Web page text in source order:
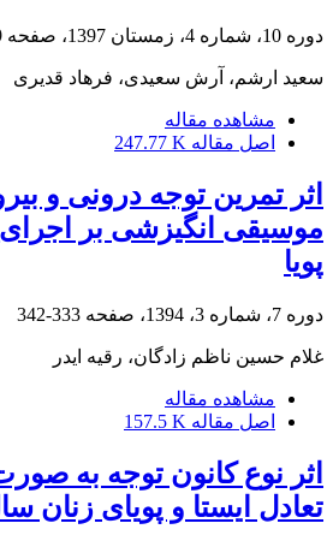
دوره 10، شماره 4، زمستان 1397، صفحه
سعید ارشم، آرش سعیدی، فرهاد قدیری
مشاهده مقاله
اصل مقاله 247.77 K
اثر تمرین توجه درونی و
موسیقی انگیزشی بر اجرای
پویا
دوره 7، شماره 3، 1394، صفحه 333-342
غلام حسین ناظم زادگان، رقیه ایدر
مشاهده مقاله
اصل مقاله 157.5 K
اثر نوع کانون توجه به
تعادل ایستا و پویای زنان